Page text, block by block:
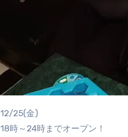
12/25(金)
18時～24時までオープン！